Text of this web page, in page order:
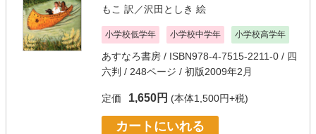
もこ 訳／沢田としき 絵
小学校低学年 小学校中学年 小学校高学年
あすなろ書房 / ISBN978-4-7515-2211-0 / 四
六判 / 248ページ / 初版2009年2月
定価 1,650円 (本体1,500円+税)
カートにいれる